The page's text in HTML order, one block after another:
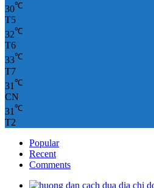
30℃
T5
32℃
T6
33℃
T7
31 ℃
CN
31 ℃
T2
Popular
Recent
Comments